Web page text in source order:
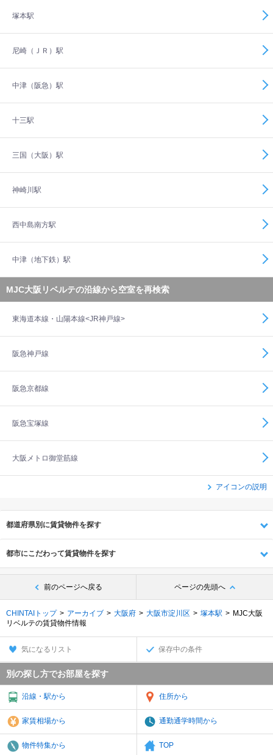
塚本駅
尼崎（ＪＲ）駅
中津（阪急）駅
十三駅
三国（大阪）駅
神崎川駅
西中島南方駅
中津（地下鉄）駅
MJC大阪リベルテの沿線から空室を再検索
東海道本線・山陽本線<JR神戸線>
阪急神戸線
阪急京都線
阪急宝塚線
大阪メトロ御堂筋線
アイコンの説明
都道府県別に賃貸物件を探す
都市にこだわって賃貸物件を探す
前のページへ戻る ページの先頭へ
CHINTAIトップ アーカイブ 大阪府 大阪市淀川区 塚本駅
MJC大阪
リベルテの賃貸物件情報
気になるリスト 保存中の条件
別の探し方でお部屋を探す
沿線・駅から 住所から
家賃相場から 通勤通学時間から
物件特集から TOP